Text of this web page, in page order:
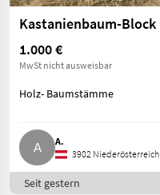
Kastanienbaum-Block
1.000 €
MwSt nicht ausweisbar
Holz- Baumstämme
A.
3902 Niederösterreich
Seit gestern